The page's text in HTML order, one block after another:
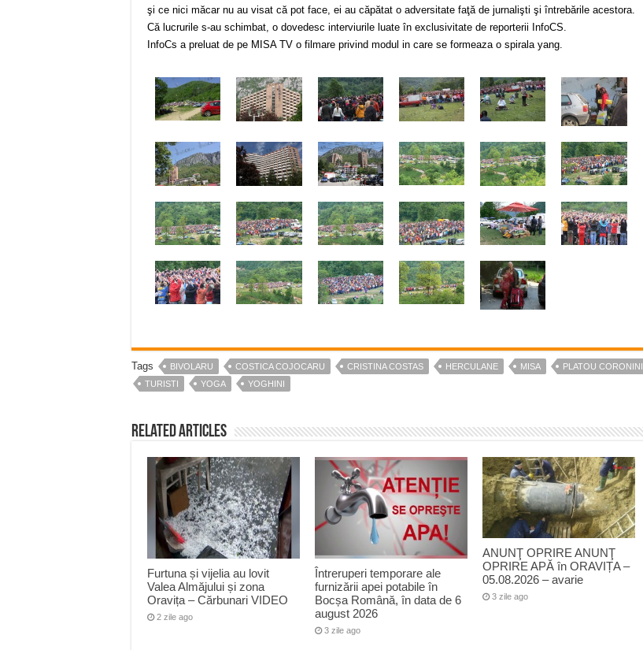
şi ce nici măcar nu au visat că pot face, ei au căpătat o adversitate faţă de jurnalişti şi întrebările acestora.
Că lucrurile s-au schimbat, o dovedesc interviurile luate în exclusivitate de reporterii InfoCS.
InfoCs a preluat de pe MISA TV o filmare privind modul in care se formeaza o spirala yang.
Tags BIVOLARU COSTICA COJOCARU CRISTINA COSTAS HERCULANE MISA
PLATOU CORONINI
TURISTI
YOGA YOGHINI
Related Articles
Furtuna și vijelia au lovit
Valea Almăjului și zona
Oravița – Cărbunari VIDEO
2 zile ago
Întreruperi temporare ale
furnizării apei potabile în
Bocșa Română, în data de 6
august 2026
3 zile ago
ANUNŢ OPRIRE ANUNŢ
OPRIRE APĂ în ORAVIȚA –
05.08.2026 – avarie
3 zile ago